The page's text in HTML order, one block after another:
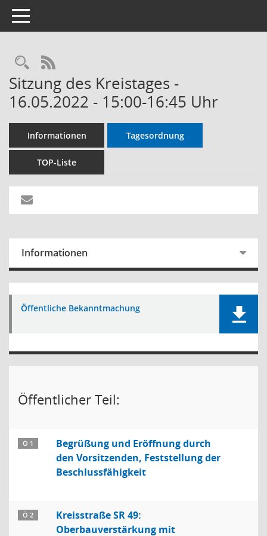
Toggle navigation
RSS-Feed
Sitzung des Kreistages -
16.05.2022 - 15:00-16:45 Uhr
Informationen Tagesordnung
TOP-Liste
Informationen
Öffentliche Bekanntmachung
Öffentlicher Teil:
Ö 1
Begrüßung und Eröffnung durch
den Vorsitzenden, Feststellung der
Beschlussfähigkeit
Ö 2
Kreisstraße SR 49:
Oberbauverstärkung mit